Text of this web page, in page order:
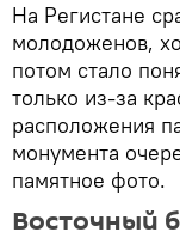
На Регистане
молодоженов,
потом стало
только из-за
расположения
монумента
памятное фото.
Восточный